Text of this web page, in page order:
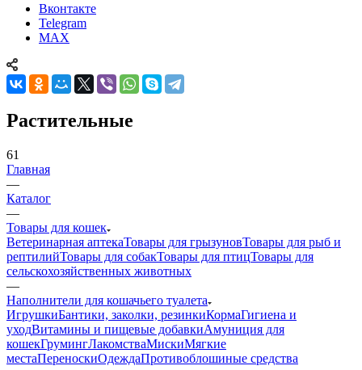
Вконтакте
Telegram
MAX
Растительные
61
Главная
—
Каталог
—
Товары для кошек
Ветеринарная аптекаТовары для грызуновТовары для рыб и
рептилийТовары для собакТовары для птицТовары для
сельскохозяйственных животных
—
Наполнители для кошачьего туалета
ИгрушкиБантики, заколки, резинкиКормаГигиена и
уходВитамины и пищевые добавкиАмуниция для
кошекГрумингЛакомстваМискиМягкие
местаПереноскиОдеждаПротивоблошиные средства